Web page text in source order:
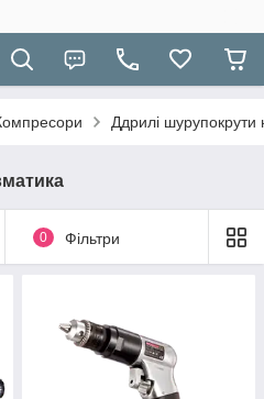
Ддрилі шурупокрути
0 Фільтри